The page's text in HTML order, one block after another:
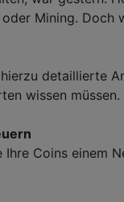
Mining.
detaillierte
wissen müssen.
Ihre Coins einem